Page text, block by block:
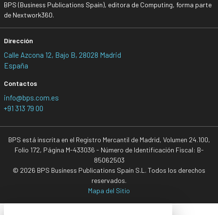
BPS (Business Publications Spain), editora de Computing, forma parte
de Nextwork360.
Dirección
Calle Azcona 12, Bajo B, 28028 Madrid
España
Contactos
info@bps.com.es
+91 313 79 00
BPS está inscrita en el Registro Mercantil de Madrid, Volumen 24.100,
Folio 172, Página M-433036 - Número de Identificación Fiscal: B-
85062503
© 2026 BPS Business Publications Spain S.L. Todos los derechos
reservados.
Mapa del Sitio